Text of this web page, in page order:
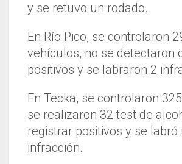
y se retuvo un rodado.
En Río Pico, se controlaron
vehículos, no se detectaron
positivos y se labraron 2
En Tecka, se controlaron
se realizaron 32 test de
registrar positivos y se labró
infracción.